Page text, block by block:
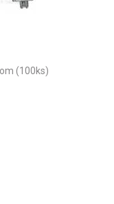
(100ks)